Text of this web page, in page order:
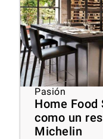
Pasión
Home
como un
Michelin